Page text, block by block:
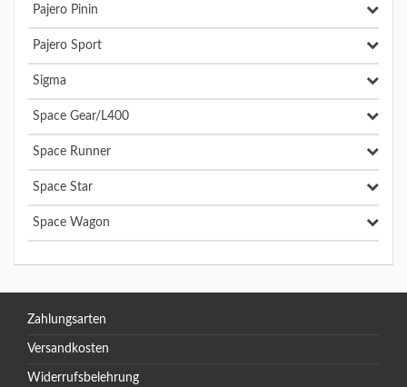
Pajero Pinin
Pajero Sport
Sigma
Space Gear/L400
Space Runner
Space Star
Space Wagon
Zahlungsarten
Versandkosten
Widerrufsbelehrung